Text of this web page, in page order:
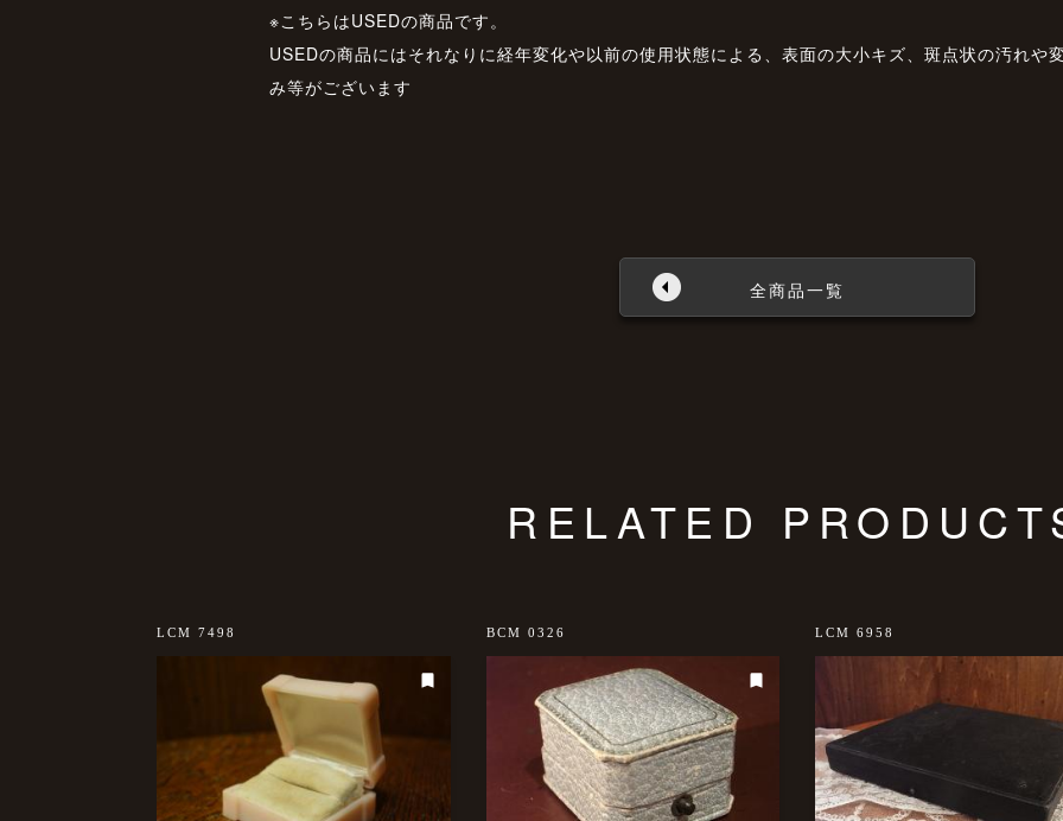
※こちらはUSEDの商品です。
USEDの商品にはそれなりに経年変化や以前の使用状態による、表面の大小キズ、斑点状の汚れや
み等がございます
全商品一覧
RELATED
LCM 7498 BCM 0326 LCM 6958